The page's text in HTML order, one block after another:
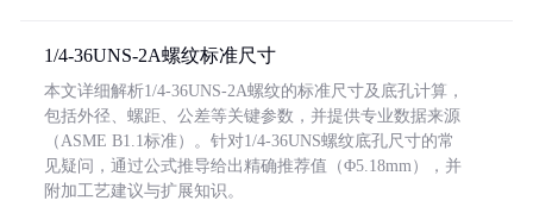
1/4-36UNS-2A螺纹标准尺寸
本文详细解析1/4-36UNS-2A螺纹的标准尺寸及底孔计算，
包括外径、螺距、公差等关键参数，并提供专业数据来源
（ASME B1.1标准）。针对1/4-36UNS螺纹底孔尺寸的常
见疑问，通过公式推导给出精确推荐值（Φ5.18mm），并
附加工艺建议与扩展知识。